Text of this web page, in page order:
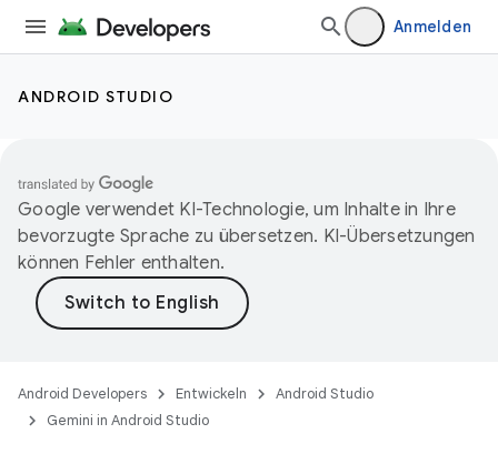
Anmelden
ANDROID STUDIO
Google verwendet KI-Technologie, um Inhalte in Ihre
bevorzugte Sprache zu übersetzen. KI-Übersetzungen
können Fehler enthalten.
Android Developers Entwickeln
Android Studio
Gemini in Android Studio